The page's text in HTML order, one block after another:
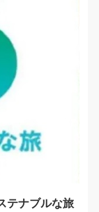
テナブルな旅